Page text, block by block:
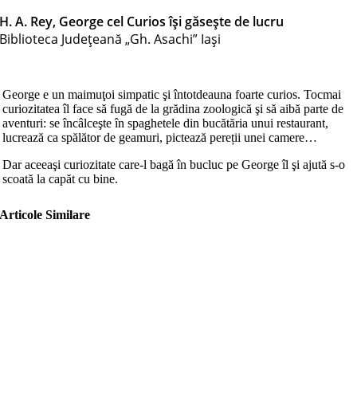
H. A. Rey, George cel Curios își găsește de lucru
Biblioteca Judeţeană „Gh. Asachi” Iaşi
George e un maimuţoi simpatic şi întotdeauna foarte curios. Tocmai
curiozitatea îl face să fugă de la grădina zoologică şi să aibă parte de
aventuri: se încâlceşte în spaghetele din bucătăria unui restaurant,
lucrează ca spălător de geamuri, pictează pereții unei camere…
Dar aceeaşi curiozitate care-l bagă în bucluc pe George îl şi ajută s-o
scoată la capăt cu bine.
Articole Similare